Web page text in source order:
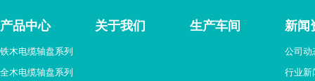
产品中心
铁木电缆轴盘系列
全木电缆轴盘系列
关于我们 生产车间 新闻
公司动
行业新